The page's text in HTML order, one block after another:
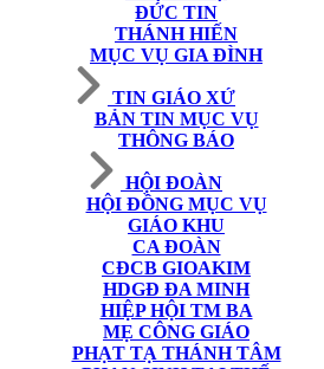
ĐỨC TIN
THÁNH HIẾN
MỤC VỤ GIA ĐÌNH
TIN GIÁO XỨ
BẢN TIN MỤC VỤ
THÔNG BÁO
HỘI ĐOÀN
HỘI ĐỒNG MỤC VỤ
GIÁO KHU
CA ĐOÀN
CĐCB GIOAKIM
HDGĐ ĐA MINH
HIỆP HỘI TM BA
MẸ CÔNG GIÁO
PHẠT TẠ THÁNH TÂM